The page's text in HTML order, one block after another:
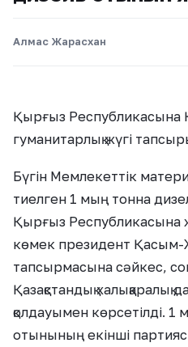
Алмас Жарасхан
Қырғыз Республикасына
гуманитарлық жүгі
Бүгін Мемлекеттік
тиелген 1 мың тонна
Қырғыз Республикасына
көмек президент Қасым-
тапсырмасына сәйкес,
Қазақстандық халықаралық
қолдауымен көрсетілді. 1
отынының екінші